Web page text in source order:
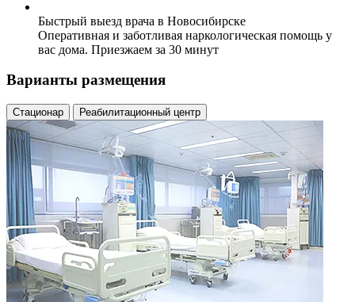
Быстрый выезд врача в Новосибирске
Оперативная и заботливая наркологическая помощь у
вас дома. Приезжаем за 30 минут
Варианты размещения
Стационар Реабилитационный центр